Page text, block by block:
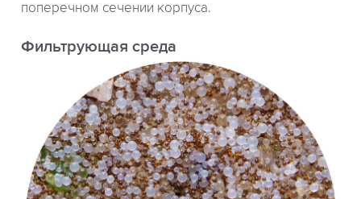
поперечном сечении корпуса.
Фильтрующая среда